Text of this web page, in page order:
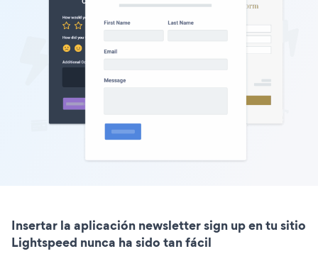
Insertar la aplicación newsletter sign up en tu sitio
Lightspeed nunca ha sido tan fácil